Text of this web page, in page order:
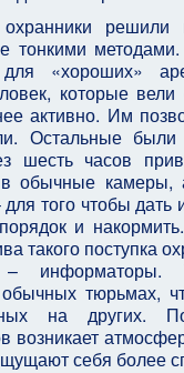
тонкими
«хороших»
которые
активно. Им
Остальные
шесть часов
обычные камеры,
того чтобы дать
и
такого поступка
информаторы.
тюрьмах,
на других.
возникает
себя более